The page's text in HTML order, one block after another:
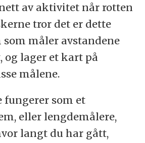
av aktivitet når rotten
tror det er dette
måler avstandene
og lager et kart på
målene.
fungerer som et
eller lengdemålere,
langt du har gått,